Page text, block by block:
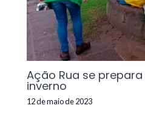
Ação Rua se
inverno
12 de maio de 2023